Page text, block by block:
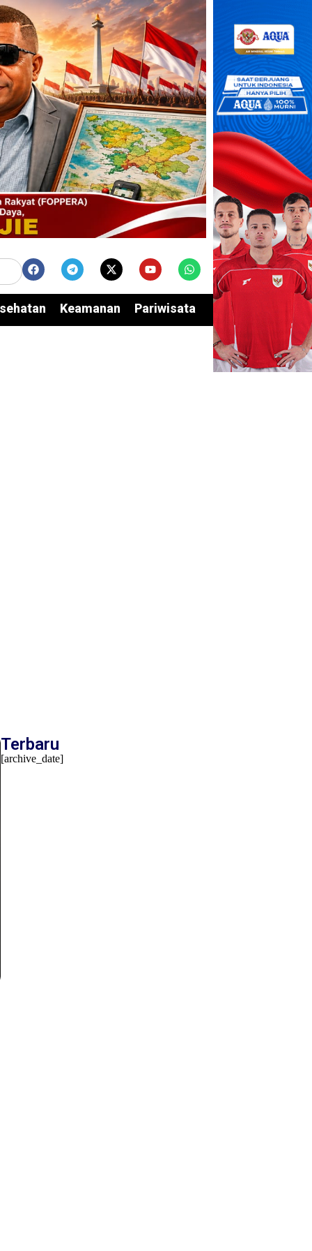
Keamanan Pariwisata Edukasi
Terbaru
[archive_date]